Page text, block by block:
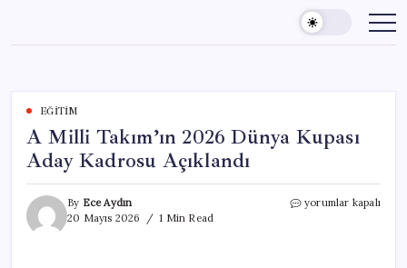
content
EĞITIM
A Milli Takım’ın 2026 Dünya Kupası
Aday Kadrosu Açıklandı
By Ece Aydın
20 Mayıs 2026
1 Min Read
A
yorumlar kapalı